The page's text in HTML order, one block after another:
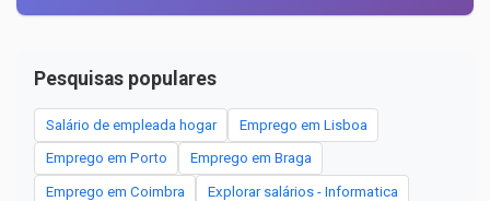
Pesquisas populares
Salário de empleada hogar Emprego em Lisboa
Emprego em Porto Emprego em Braga
Emprego em Coimbra Explorar salários - Informatica